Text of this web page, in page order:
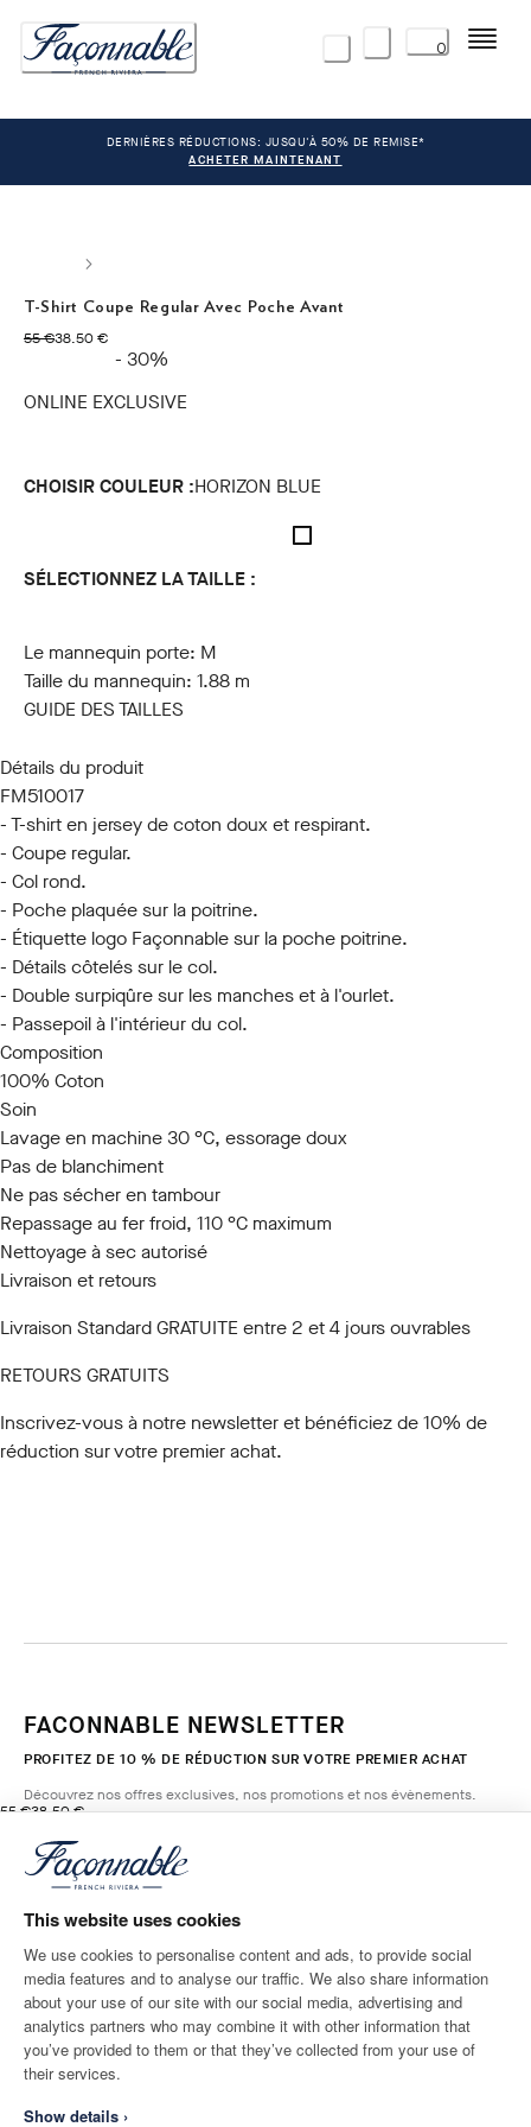
This website uses cookies
We use cookies to personalise content and ads, to provide social
media features and to analyse our traffic. We also share information
about your use of our site with our social media, advertising and
analytics partners who may combine it with other information that
you’ve provided to them or that they’ve collected from your use of
their services.
Show details ›
0 Menu
DERNIÈRES RÉDUCTIONS: JUSQU'À 50% DE REMISE*
ACHETER MAINTENANT
T-Shirt Coupe Regular Avec Poche Avant
55 €
original price 55 €
38.50 €
current price 38.50 €
- 30%
ONLINE EXCLUSIVE
CHOISIR COULEUR :HORIZON BLUE
SÉLECTIONNEZ LA TAILLE :
Le mannequin porte: M
Taille du mannequin: 1.88 m
GUIDE DES TAILLES
Détails du produit
FM510017
- T-shirt en jersey de coton doux et respirant.
- Coupe regular.
- Col rond.
- Poche plaquée sur la poitrine.
- Étiquette logo Façonnable sur la poche poitrine.
- Détails côtelés sur le col.
- Double surpiqûre sur les manches et à l'ourlet.
- Passepoil à l'intérieur du col.
Composition
100% Coton
Soin
Lavage en machine 30 °C, essorage doux
Pas de blanchiment
Ne pas sécher en tambour
Repassage au fer froid, 110 °C maximum
Nettoyage à sec autorisé
Livraison et retours
Livraison Standard GRATUITE entre 2 et 4 jours ouvrables
RETOURS GRATUITS
Inscrivez-vous à notre newsletteret bénéficiez de 10% de
réduction sur votre premier achat.
55 €
original price 55 €
38.50 €
current price 38.50 €
HORIZON
BLUE
Taille
AJOUTER AU PANIER
FACONNABLE NEWSLETTER
PROFITEZ DE 10 % DE RÉDUCTION SUR VOTRE PREMIER ACHAT
Découvrez nos offres exclusives, nos promotions et nos évènements.
E-mail*
ADRESSE POSTALE
Switzerland
LANGUE
Français
CONTACTEZ-NOUS